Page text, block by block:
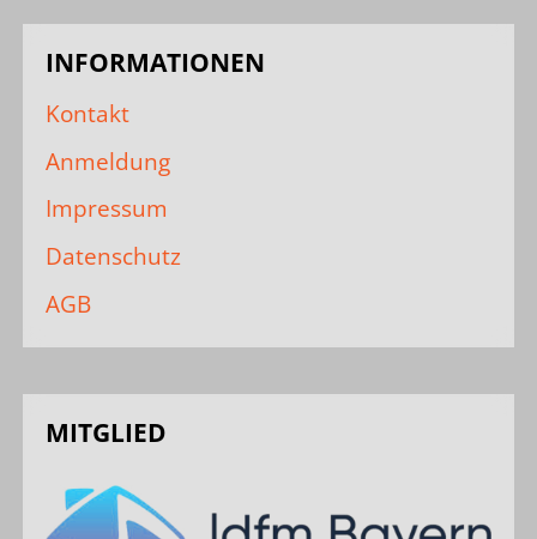
INFORMATIONEN
Kontakt
Anmeldung
Impressum
Datenschutz
AGB
MITGLIED